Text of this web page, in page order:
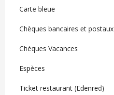
Carte bleue
Chèques bancaires et postaux
Chèques Vacances
Espèces
Ticket restaurant (Edenred)